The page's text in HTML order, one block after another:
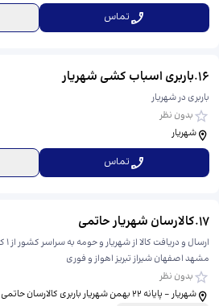
تماس
16
.باربری اسباب کشی شهریار
باربری در شهریار
بدون نظر
شهریار
تماس
17
.کالارسان شهریار حاتمی
مشهد اصفهان شیراز تبریز اهواز و فوری
بدون نظر
شهریار - پایانه ۲۲ بهمن شهریار باربری کالارسان حاتمی شهریار